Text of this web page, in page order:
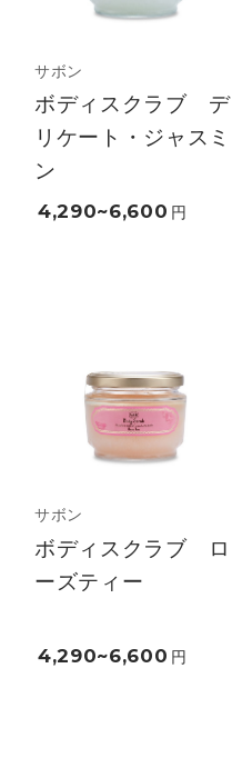
サボン
ボディスクラブ デ
リケート・ジャスミ
ン
4,290~6,600 円
サボン
ボディスクラブ ロ
ーズティー
4,290~6,600 円